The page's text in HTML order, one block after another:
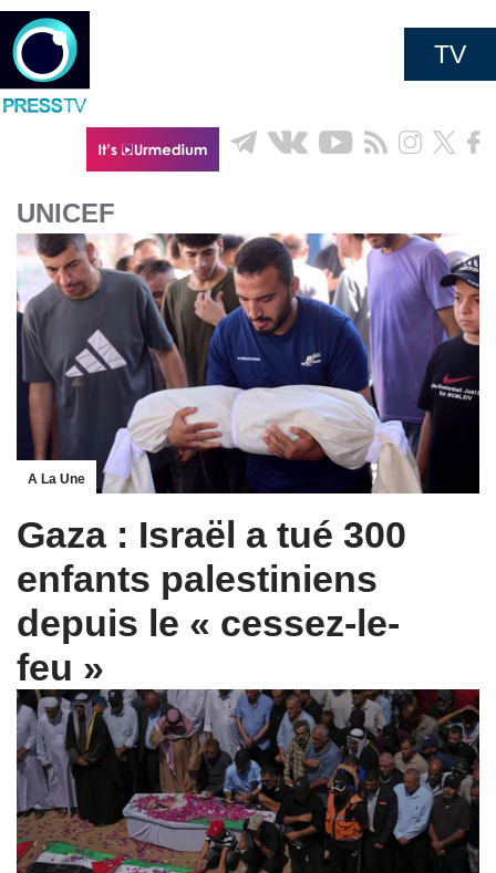
TV
UNICEF
A La Une
Gaza : Israël a tué 300
enfants palestiniens
depuis le « cessez-le-
feu »